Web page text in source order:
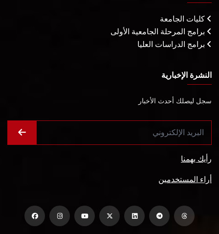
كليات الجامعة
برامج المرحلة الجامعية الأولى
برامج الدراسات العليا
النشرة الإخبارية
سجل ليصلك أحدث الأخبار
رأيك يهمنا
أراء المستخدمين